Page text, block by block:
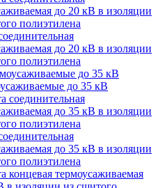
до 20 кВ в изоляции
полиэтилена
до 35 кВ
до 35 кВ в изоляции
полиэтилена